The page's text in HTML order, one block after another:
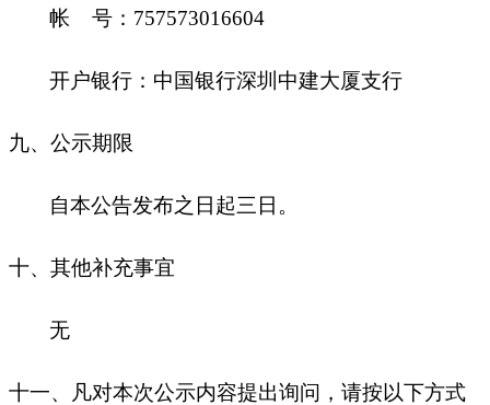
帐 号：757573016604
开户银行：中国银行深圳中建大厦支行
九、公示期限
自本公告发布之日起三日。
十、其他补充事宜
无
十一、凡对本次公示内容提出询问，请按以下方式